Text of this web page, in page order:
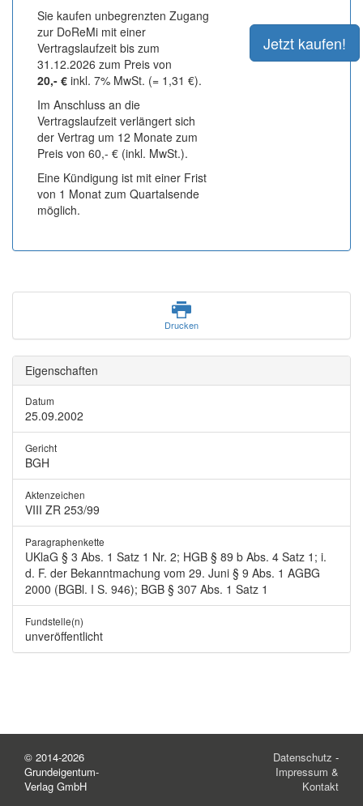
Sie kaufen unbegrenzten Zugang
zur DoReMi mit einer
Vertragslaufzeit bis zum
31.12.2026 zum Preis von
20,- € inkl. 7% MwSt. (= 1,31 €).
Im Anschluss an die
Vertragslaufzeit verlängert sich
der Vertrag um 12 Monate zum
Preis von 60,- € (inkl. MwSt.).
Eine Kündigung ist mit einer Frist
von 1 Monat zum Quartalsende
möglich.
Drucken
Eigenschaften
Datum
25.09.2002
Gericht
BGH
Aktenzeichen
VIII ZR 253/99
Paragraphenkette
UKlaG § 3 Abs. 1 Satz 1 Nr. 2; HGB § 89 b Abs. 4 Satz 1; i.
d. F. der Bekanntmachung vom 29. Juni § 9 Abs. 1 AGBG
2000 (BGBl. I S. 946); BGB § 307 Abs. 1 Satz 1
Fundstelle(n)
unveröffentlicht
© 2014-2026
Grundeigentum-
Verlag GmbH
Datenschutz -
Impressum &
Kontakt